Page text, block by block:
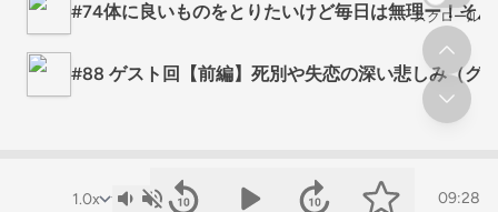
09:28
#74体に良いものをとりたいけど毎日は無理ー！そ
#88 ゲスト回【前編】死別や失恋の深い悲しみ（グ
スクロール